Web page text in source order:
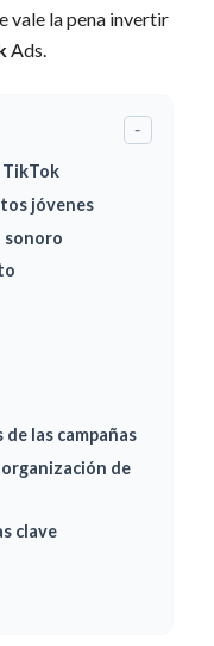
vale la pena invertir
Ads.
-
TikTok
jóvenes
las campañas
de
clave